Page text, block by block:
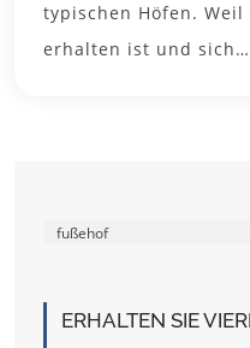
ERHALTEN SIE
typischen Höfen.
erhalten ist und sich…